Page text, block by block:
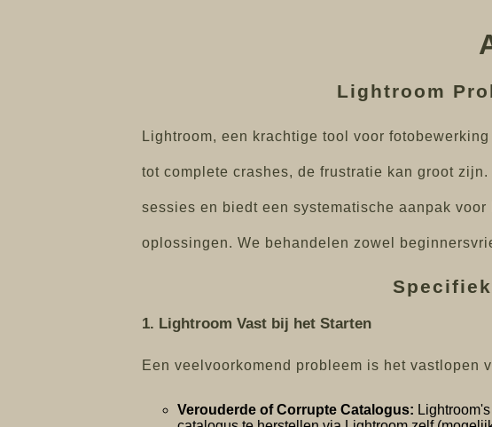
Lightroom
Lightroom, een krachtige tool voor
tot complete crashes, de frustratie kan groot
sessies en biedt een systematische aanpak
oplossingen. We behandelen zowel
1. Lightroom Vast bij het Starten
Een veelvoorkomend probleem is het vastlopen
Verouderde of Corrupte Catalogus: